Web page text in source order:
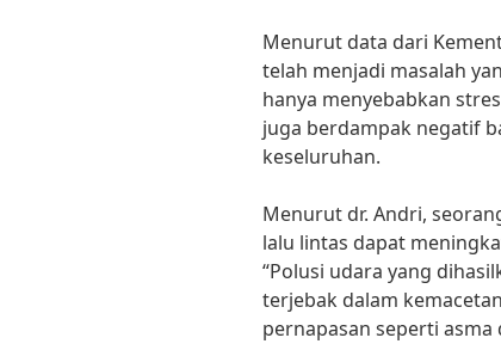
Menurut data dari
telah menjadi masalah
hanya menyebabkan
juga berdampak negatif
keseluruhan.
Menurut dr. Andri,
lalu lintas dapat
“Polusi udara yang
terjebak dalam
pernapasan seperti